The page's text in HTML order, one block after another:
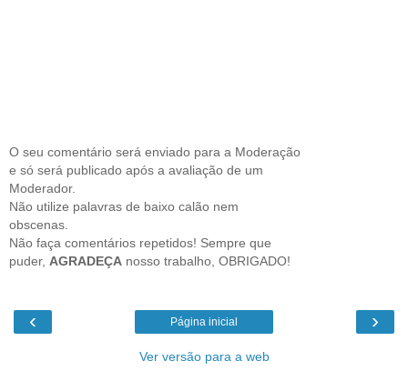
O seu comentário será enviado para a Moderação
e só será publicado após a avaliação de um
Moderador.
Não utilize palavras de baixo calão nem
obscenas.
Não faça comentários repetidos! Sempre que
puder, AGRADEÇA nosso trabalho, OBRIGADO!
‹ ›
Página inicial
Ver versão para a web